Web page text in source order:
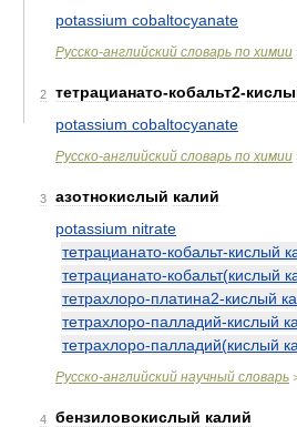
potassium cobaltocyanate
Русско-английский словарь по химии
2 тетрацианато-кобальт2-
potassium cobaltocyanate
Русско-английский словарь по химии
3 азотнокислый калий
potassium nitrate
тетрацианато-кобальт-кислый
тетрацианато-кобальт(кислый
тетрахлоро-платина2-кислый
тетрахлоро-палладий-кислый
тетрахлоро-палладий(кислый
Русско-английский научный словарь
4 бензиловокислый калий